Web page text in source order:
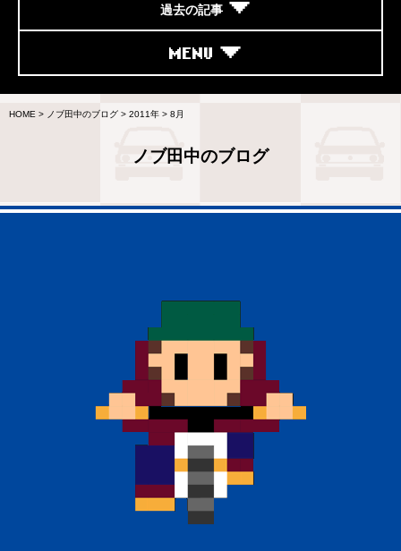
過去の記事
MENU
HOME > ノブ田中のブログ > 2011年 > 8月
ノブ田中のブログ